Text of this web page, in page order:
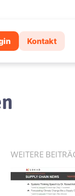
Kontakt
WEITERE